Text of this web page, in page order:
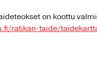
on koottu
ratikan-taide/